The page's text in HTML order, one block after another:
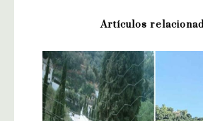
Artículos